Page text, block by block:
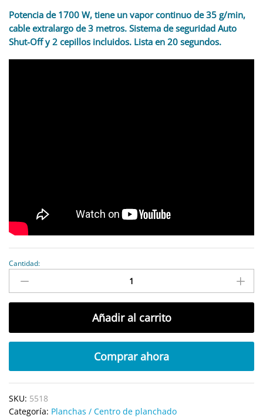
Potencia de 1700 W, tiene un vapor continuo de 35 g/min,
cable extralargo de 3 metros. Sistema de seguridad Auto
Shut-Off y 2 cepillos incluidos. Lista en 20 segundos.
antidad
Cantidad:
Añadir al carrito
Comprar ahora
SKU: 5518
Categoría: Planchas / Centro de planchado